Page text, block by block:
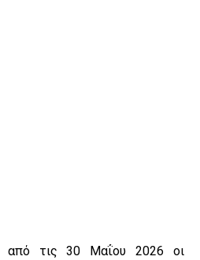
από τις 30 Μαΐου 2026 οι